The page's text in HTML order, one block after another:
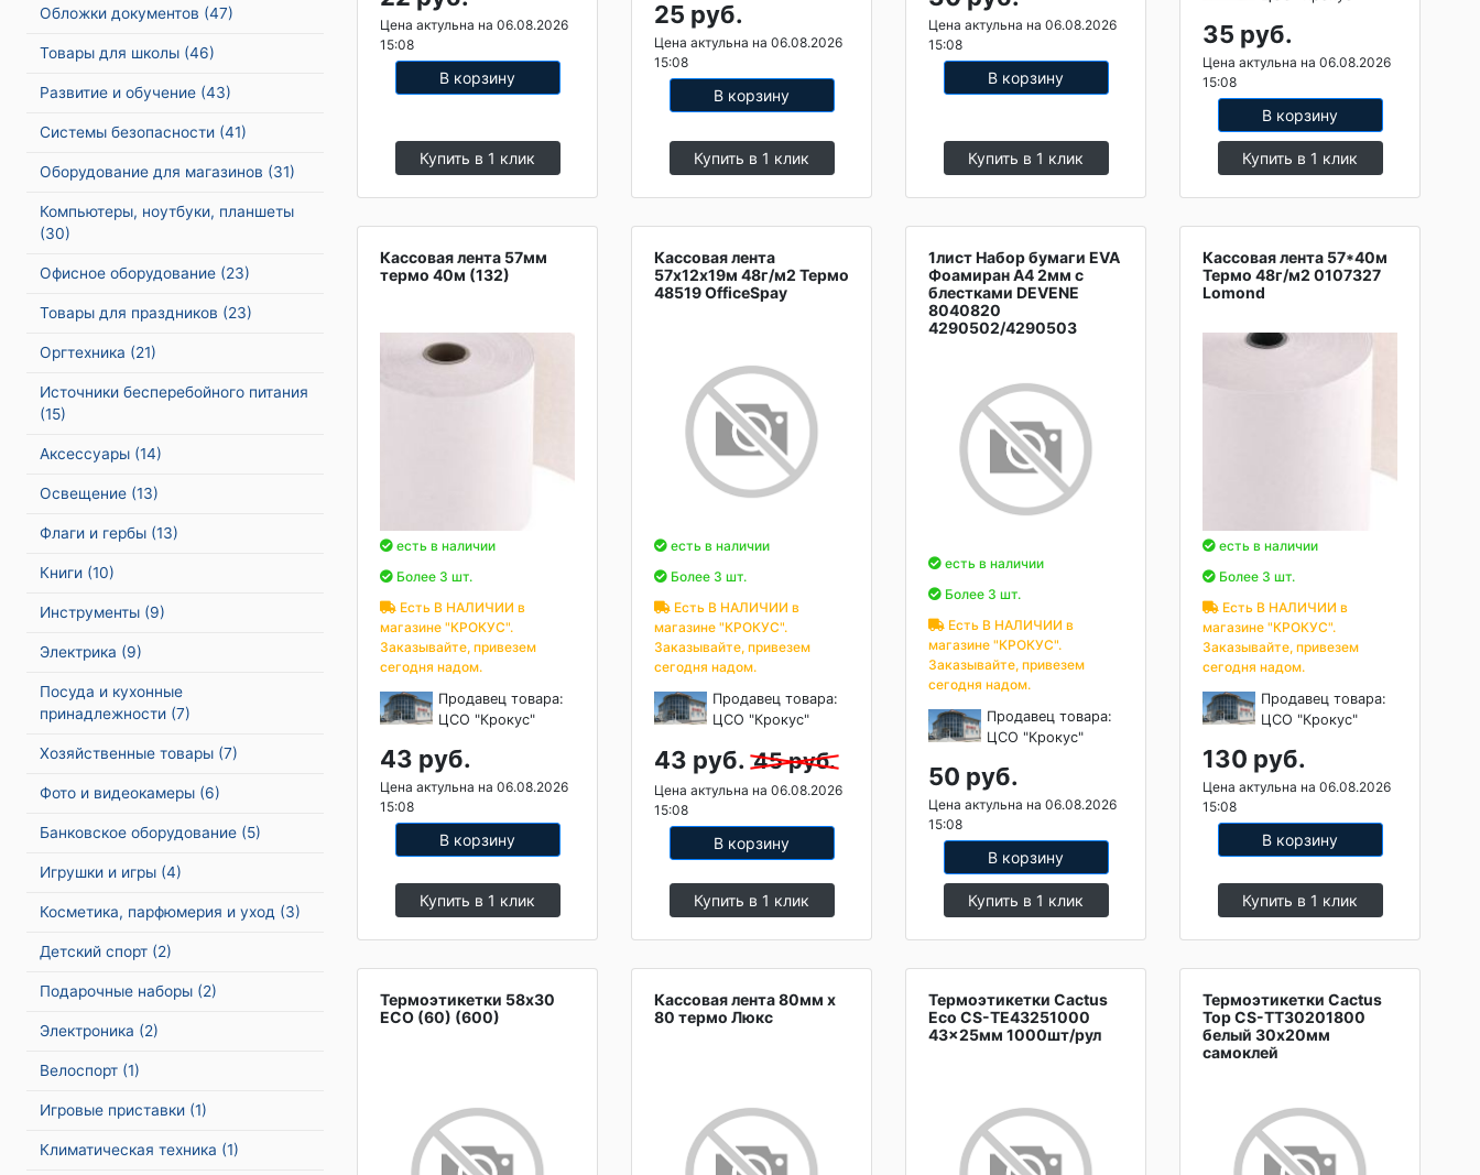
Обложки документов (47)
Товары для школы (46)
Развитие и обучение (43)
Системы безопасности (41)
Оборудование для магазинов (31)
Компьютеры, ноутбуки, планшеты
(30)
Офисное оборудование (23)
Товары для праздников (23)
Оргтехника (21)
Источники бесперебойного питания
(15)
Аксессуары (14)
Освещение (13)
Флаги и гербы (13)
Книги (10)
Инструменты (9)
Электрика (9)
Посуда и кухонные
принадлежности (7)
Хозяйственные товары (7)
Фото и видеокамеры (6)
Банковское оборудование (5)
Игрушки и игры (4)
Косметика, парфюмерия и уход (3)
Детский спорт (2)
Подарочные наборы (2)
Электроника (2)
Велоспорт (1)
Игровые приставки (1)
Климатическая техника (1)
Цена актульна на 06.08.2026
15:08
В корзину
Купить в 1 клик
25 руб.
Цена актульна на 06.08.2026
15:08
В корзину
Купить в 1 клик
Цена актульна на 06.08.2026
15:08
В корзину
Купить в 1 клик
35 руб.
Цена актульна на 06.08.2026
15:08
В корзину
Купить в 1 клик
Кассовая лента 57мм
термо 40м (132)
есть в наличии
Более 3 шт.
Есть В НАЛИЧИИ в
магазине "КРОКУС".
Заказывайте, привезем
сегодня надом.
Продавец товара:
ЦСО "Крокус"
43 руб.
Цена актульна на 06.08.2026
15:08
В корзину
Купить в 1 клик
Кассовая лента
57х12х19м 48г/м2 Термо
48519 OfficeSpay
есть в наличии
Более 3 шт.
Есть В НАЛИЧИИ в
магазине "КРОКУС".
Заказывайте, привезем
сегодня надом.
Продавец товара:
ЦСО "Крокус"
43 руб. 45 руб.
Цена актульна на 06.08.2026
15:08
В корзину
Купить в 1 клик
1лист Набор бумаги EVA
Фоамиран А4 2мм с
блестками DEVENE
8040820
4290502/4290503
есть в наличии
Более 3 шт.
Есть В НАЛИЧИИ в
магазине "КРОКУС".
Заказывайте, привезем
сегодня надом.
Продавец товара:
ЦСО "Крокус"
50 руб.
Цена актульна на 06.08.2026
15:08
В корзину
Купить в 1 клик
Кассовая лента 57*40м
Термо 48г/м2 0107327
Lomond
есть в наличии
Более 3 шт.
Есть В НАЛИЧИИ в
магазине "КРОКУС".
Заказывайте, привезем
сегодня надом.
Продавец товара:
ЦСО "Крокус"
130 руб.
Цена актульна на 06.08.2026
15:08
В корзину
Купить в 1 клик
Термоэтикетки 58х30
ECO (60) (600)
Кассовая лента 80мм х
80 термо Люкс
Термоэтикетки Cactus
Eco CS-TE43251000
43x25мм 1000шт/рул
Термоэтикетки Cactus
Top CS-TT30201800
белый 30x20мм
самоклей